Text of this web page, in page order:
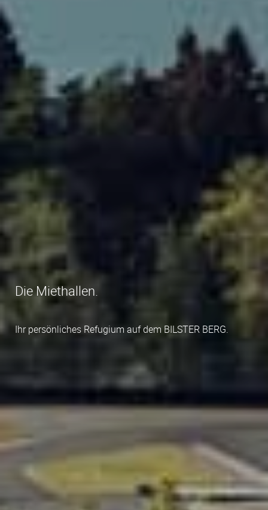
Die Miethallen.
Ihr persönliches Refugium auf dem BILSTER BERG.